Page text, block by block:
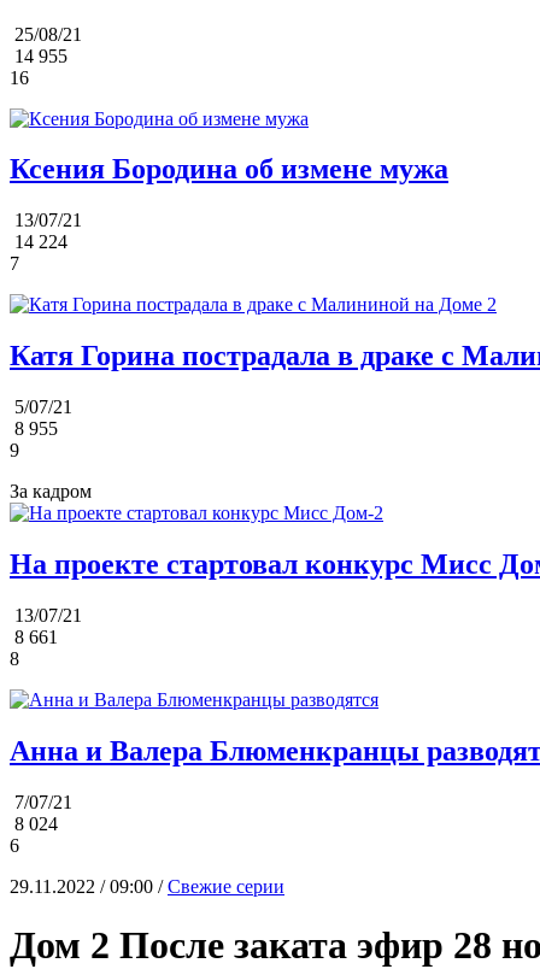
25/08/21
14 955
16
Ксения Бородина об измене мужа
13/07/21
14 224
7
Катя Горина пострадала в драке с
5/07/21
8 955
9
За кадром
На проекте стартовал конкурс Мисс
13/07/21
8 661
8
Анна и Валера Блюменкранцы
7/07/21
8 024
6
29.11.2022 / 09:00 /Свежие серии
Дом 2 После заката эфир 28